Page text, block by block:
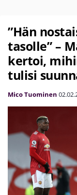
”Hän
tasolle” –
kertoi,
tulisi
Mico Tuominen